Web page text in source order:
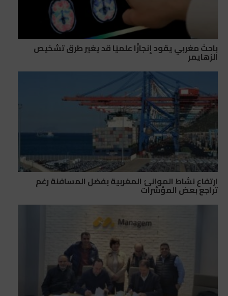
باحث مغربي يقود إنجازًا علميًا قد يغير طرق تشخيص
الزهايمر
ارتفاع نشاط الموانئ المغربية بفضل المسافنة رغم
تراجع بعض المؤشرات